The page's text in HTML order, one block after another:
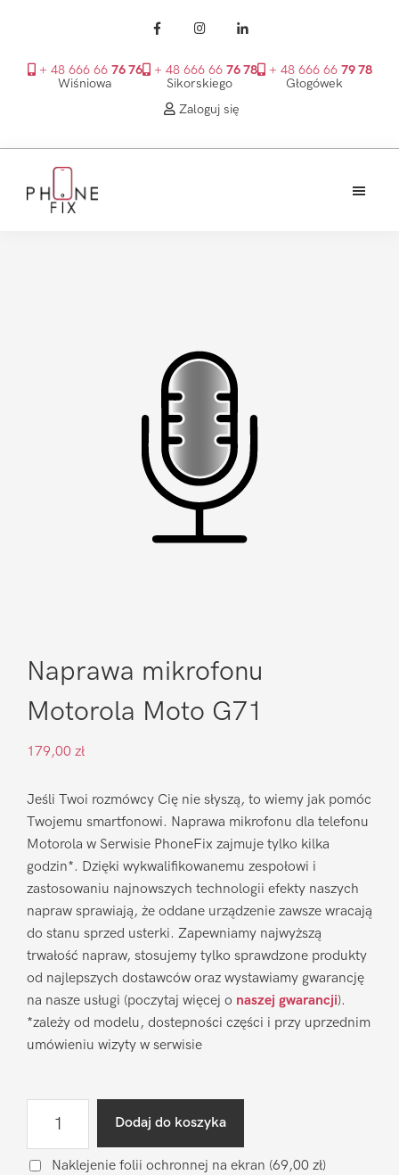
+ 48 666 66 76 76
Wiśniowa
+ 48 666 66 76 78
Sikorskiego
+ 48 666 66 79 78
Głogówek
Zaloguj się
głównego
Naprawa mikrofonu
Motorola Moto G71
179,00 zł
Jeśli Twoi rozmówcy Cię nie słyszą, to wiemy jak pomóc
Twojemu smartfonowi. Naprawa mikrofonu dla telefonu
Motorola w Serwisie PhoneFix zajmuje tylko kilka
godzin*. Dzięki wykwalifikowanemu zespołowi i
zastosowaniu najnowszych technologii efekty naszych
napraw sprawiają, że oddane urządzenie zawsze wracają
do stanu sprzed usterki. Zapewniamy najwyższą
trwałość napraw, stosujemy tylko sprawdzone produkty
od najlepszych dostawców oraz wystawiamy gwarancję
na nasze usługi (poczytaj więcej o naszej gwarancji).
*zależy od modelu, dostepności części i przy uprzednim
umówieniu wizyty w serwisie
mikrofonu
Dodaj do koszyka
Naklejenie folii ochronnej na ekran (69,00 zł)